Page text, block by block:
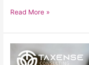
Read More »
adónemek,